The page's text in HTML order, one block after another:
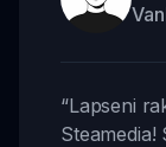
“Lapseni